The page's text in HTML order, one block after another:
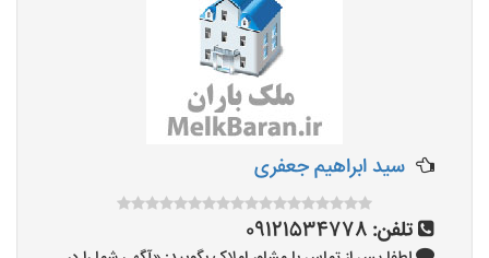
سید ابراهیم جعفری
تلفن: 09121534778